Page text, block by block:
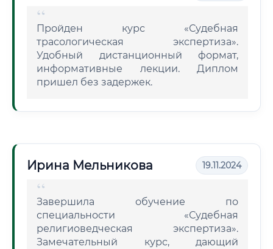
Пройден курс «Судебная
трасологическая экспертиза».
Удобный дистанционный формат,
информативные лекции. Диплом
пришел без задержек.
Ирина Мельникова 19.11.2024
Завершила обучение по
специальности «Судебная
религиоведческая экспертиза».
Замечательный курс, дающий